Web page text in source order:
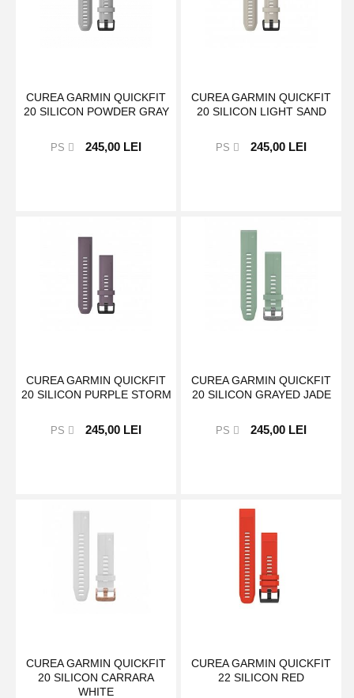
CUREA GARMIN QUICKFIT
20 SILICON POWDER GRAY
PS 245,00 LEI
CUREA GARMIN QUICKFIT
20 SILICON LIGHT SAND
PS 245,00 LEI
CUREA GARMIN QUICKFIT
20 SILICON PURPLE STORM
PS 245,00 LEI
CUREA GARMIN QUICKFIT
20 SILICON GRAYED JADE
PS 245,00 LEI
CUREA GARMIN QUICKFIT
20 SILICON CARRARA
WHITE
CUREA GARMIN QUICKFIT
22 SILICON RED